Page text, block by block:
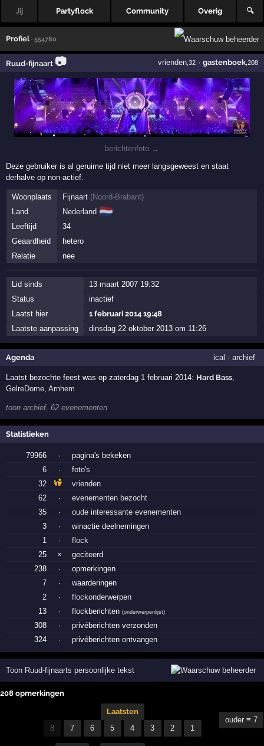
Jij Partyflock Community Overig 🔍
Profiel · 554780
Ruud-fijnaart 📷 vrienden,32· gastenboek,208
berichtenfoto →
Deze gebruiker is al geruime tijd niet meer langsgeweest en staat
derhalve op non-actief.
Woonplaats Fijnaart (Noord-Brabant)
Land
Nederland 🇳🇱
Leeftijd
34
Geaardheid
hetero
Relatie
nee
Lid sinds
13 maart 2007 19:32
Status
inactief
Laatst hier
1 februari 2014 19:48
Laatste aanpassing
dinsdag 22 oktober 2013 om 11:26
Agenda ical · archief
Laatst bezochte feest was op zaterdag 1 februari 2014: Hard Bass,
GelreDome,Arnhem
toon archief, 62 evenementen
Statistieken
79966 ·
pagina's bekeken
6
·
foto's
32
vrienden
62
·
evenementen bezocht
35
·
oude interessante evenementen
3
·
winactie deelnemingen
1
·
flock
25
×
geciteerd
238
·
opmerkingen
7
·
waarderingen
2
·
flockonderwerpen
13
· flockberichten(onderwerpenlijst)
308 ·
privéberichten verzonden
324
· privéberichten ontvangen
Toon Ruud-fijnaarts persoonlijke tekst
208 opmerkingen
Laatsten
8
7 6 5 4 3 2 1
ouder ≡ 7